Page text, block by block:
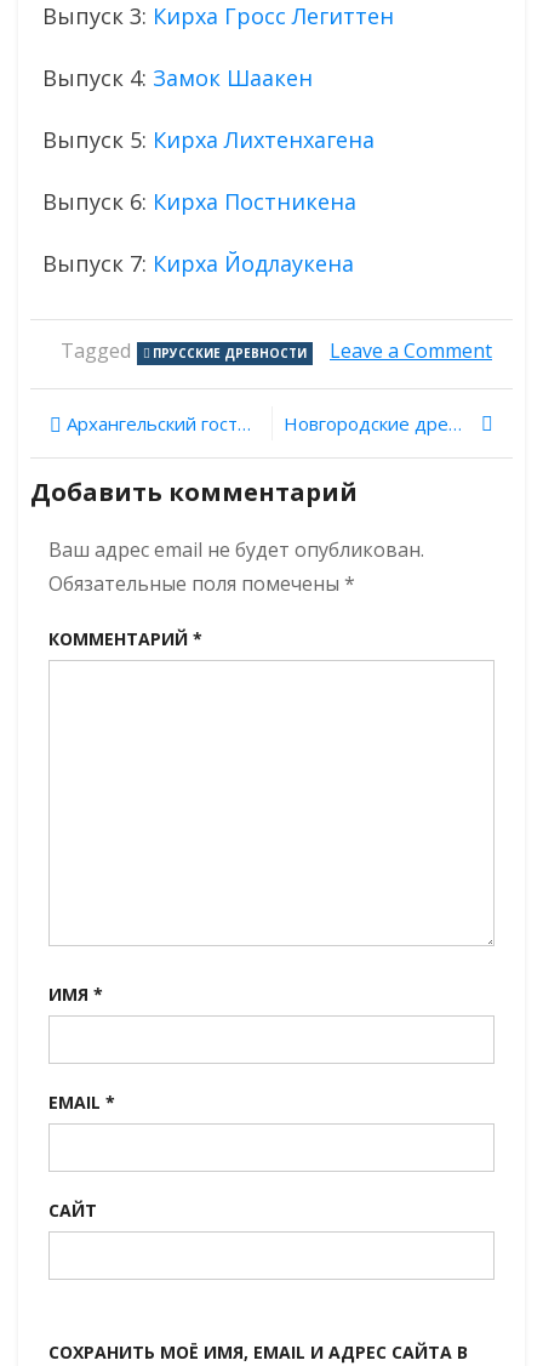
Выпуск 3: Кирха Гросс Легиттен
Выпуск 4: Замок Шаакен
Выпуск 5: Кирха Лихтенхагена
Выпуск 6: Кирха Постникена
Выпуск 7: Кирха Йодлаукена
Tagged ПРУССКИЕ ДРЕВНОСТИ Leave a Commenton
Навигация
по
записям
Архангельский гостиный двор Новгородские древности. Выпуск 28. Княжая башня Детинца
Добавить комментарий
Ваш адрес email не будет опубликован.
Обязательные поля помечены *
КОММЕНТАРИЙ *
ИМЯ *
EMAIL *
САЙТ
СОХРАНИТЬ МОЁ ИМЯ, EMAIL И АДРЕС САЙТА В